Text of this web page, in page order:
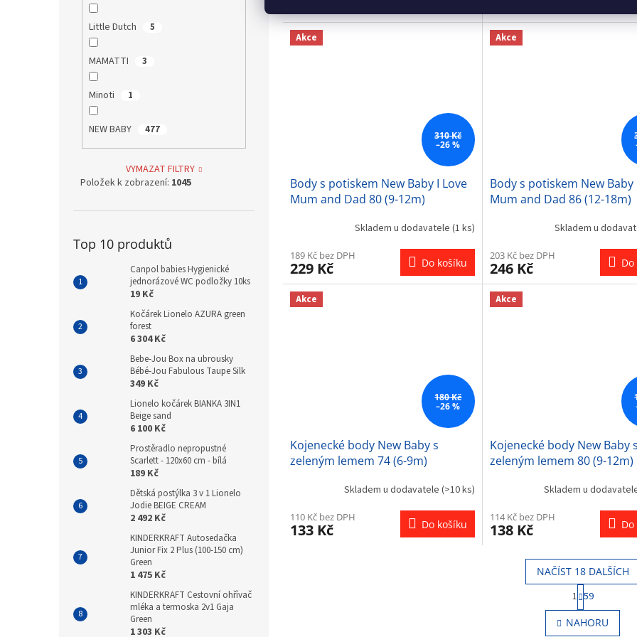
Little Dutch 5
MAMATTI 3
Minoti 1
NEW BABY 477
VYMAZAT FILTRY
Položek k zobrazení: 1045
Top 10 produktů
Canpol babies Hygienické
jednorázové WC podložky 10ks
19 Kč
Kočárek Lionelo AZURA green
forest
6 304 Kč
Bebe-Jou Box na ubrousky
Bébé-Jou Fabulous Taupe Silk
349 Kč
Lionelo kočárek BIANKA 3IN1
Beige sand
6 100 Kč
Prostěradlo nepropustné
Scarlett - 120x60 cm - bílá
189 Kč
Dětská postýlka 3 v 1 Lionelo
Jodie BEIGE CREAM
2 492 Kč
KINDERKRAFT Autosedačka
Junior Fix 2 Plus (100-150 cm)
Green
1 475 Kč
KINDERKRAFT Cestovní ohřívač
mléka a termoska 2v1 Gaja
Green
1 303 Kč
Akce
310 Kč
–26 %
Body s potiskem New Baby I Love
Mum and Dad 80 (9-12m)
Skladem u dodavatele (1 ks)
189 Kč bez DPH
229 Kč Do košíku
Akce
Body s potiskem New Baby
Mum and Dad 86 (12-18m)
Skladem u
203 Kč bez DPH
246 Kč
Akce
180 Kč
–26 %
Kojenecké body New Baby s
zeleným lemem 74 (6-9m)
Skladem u dodavatele (>10 ks)
110 Kč bez DPH
133 Kč Do košíku
Akce
Kojenecké body New Baby s
zeleným lemem 80 (9-12m)
Skladem u
114 Kč bez DPH
138 Kč
O
v
l
NAČÍST 18 DALŠÍCH
S
t
r
á
1 59
NAHORU